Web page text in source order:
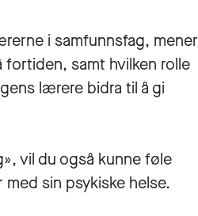
i samfunnsfag, mener
fortiden, samt hvilken rolle
lærere bidra til å gi
vil du også kunne føle
sin psykiske helse.